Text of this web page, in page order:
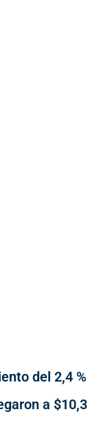
del 2,4 %
a $10,3